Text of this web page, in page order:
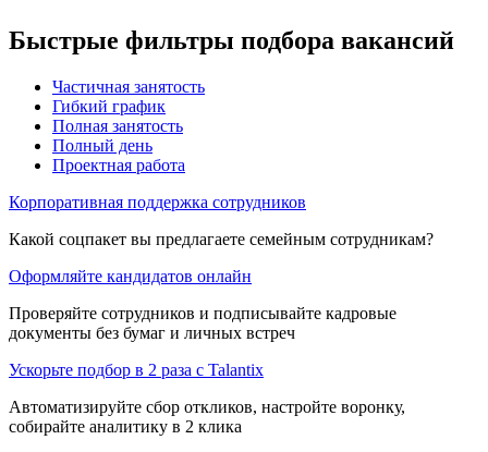
Быстрые фильтры подбора вакансий
Частичная занятость
Гибкий график
Полная занятость
Полный день
Проектная работа
Корпоративная поддержка сотрудников
Какой соцпакет вы предлагаете семейным сотрудникам?
Оформляйте кандидатов онлайн
Проверяйте сотрудников и подписывайте кадровые
документы без бумаг и личных встреч
Ускорьте подбор в 2 раза с Talantix
Автоматизируйте сбор откликов, настройте воронку,
собирайте аналитику в 2 клика